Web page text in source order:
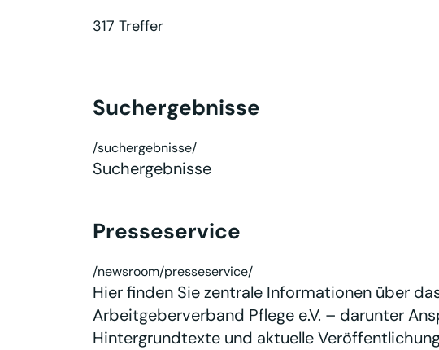
317 Treffer
Suchergebnisse
/suchergebnisse/
Suchergebnisse
Presseservice
/newsroom/presseservice/
Hier finden Sie zentrale Informationen über
Arbeitgeberverband Pflege e.V. – darunter
Hintergrundtexte und aktuelle